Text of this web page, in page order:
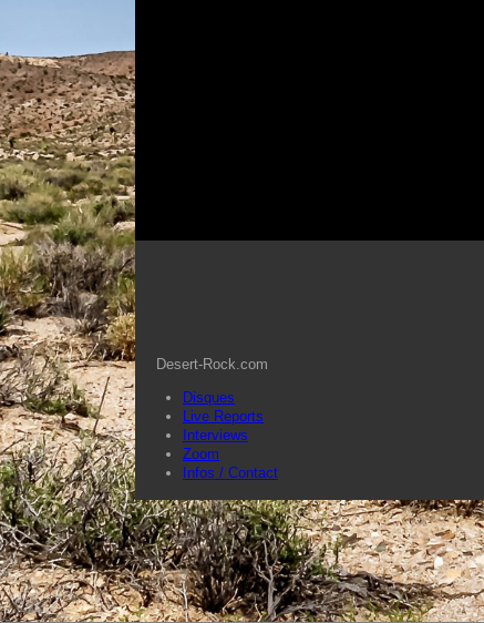
Desert-Rock.com
Disques
Live Reports
Interviews
Zoom
Infos / Contact